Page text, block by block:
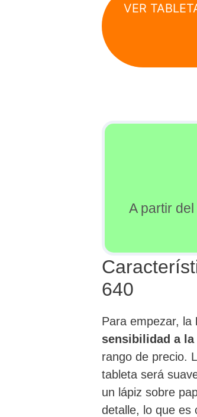
VER
A partir
640
Para empezar, la
sensibilidad a
rango de precio.
tableta será
un lápiz sobre
detalle, lo que es